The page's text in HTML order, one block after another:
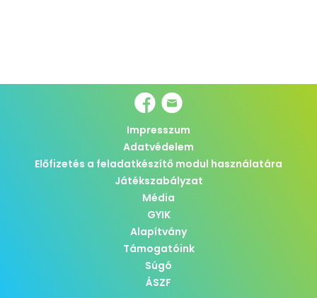
Impresszum
Adatvédelem
Előfizetés a feladatkészítő modul használatára
Játékszabályzat
Média
GYIK
Alapítvány
Támogatóink
Súgó
ÁSZF